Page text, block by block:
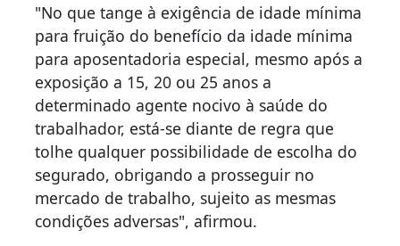
"No que tange à exigência de idade mínima
para fruição do benefício da idade mínima
para aposentadoria especial, mesmo após a
exposição a 15, 20 ou 25 anos a
determinado agente nocivo à saúde do
trabalhador, está-se diante de regra que
tolhe qualquer possibilidade de escolha do
segurado, obrigando a prosseguir no
mercado de trabalho, sujeito as mesmas
condições adversas", afirmou.